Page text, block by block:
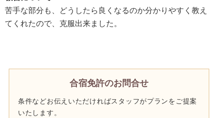
苦手な部分も、どうしたら良くなるのか分かりやすく教え
てくれたので、克服出来ました。
合宿免許のお問合せ
条件などお伝えいただければスタッフがプランをご提案
いたします。